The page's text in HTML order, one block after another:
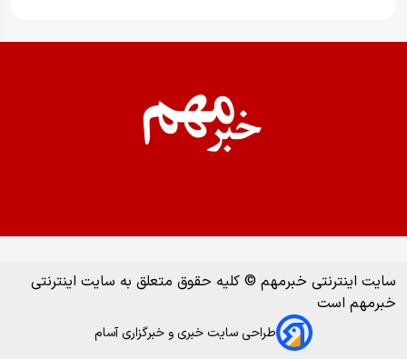
سایت اینترنتی خبرمهم © کلیه حقوق متعلق به سایت اینترنتی
خبرمهم است
طراحی سایت خبری و خبرگزاری آسام